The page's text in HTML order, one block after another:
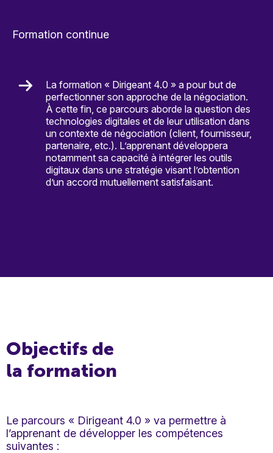
Formation continue
La formation « Dirigeant 4.0 » a pour but de
perfectionner son approche de la négociation.
À cette fin, ce parcours aborde la question des
technologies digitales et de leur utilisation dans
un contexte de négociation (client, fournisseur,
partenaire, etc.). L’apprenant développera
notamment sa capacité à intégrer les outils
digitaux dans une stratégie visant l’obtention
d’un accord mutuellement satisfaisant.
Objectifs de
la formation
Le parcours « Dirigeant 4.0 » va permettre à
l’apprenant de développer les compétences
suivantes :